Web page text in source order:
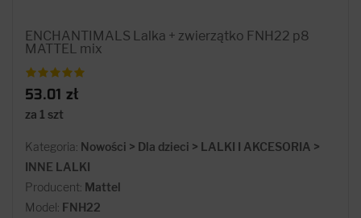
ENCHANTIMALS Lalka + zwierzątko FNH22 p8
MATTEL mix
53.01 zł
za 1 szt
Kategoria: Nowości > Dla dzieci > LALKI I AKCESORIA >
INNE LALKI
Producent: Mattel
Model: FNH22